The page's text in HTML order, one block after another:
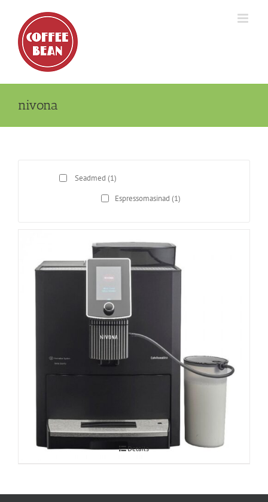
content
nivona
Seadmed (1)
Espressomasinad (1)
Espressomasin CafeRomatica Nivona
Details